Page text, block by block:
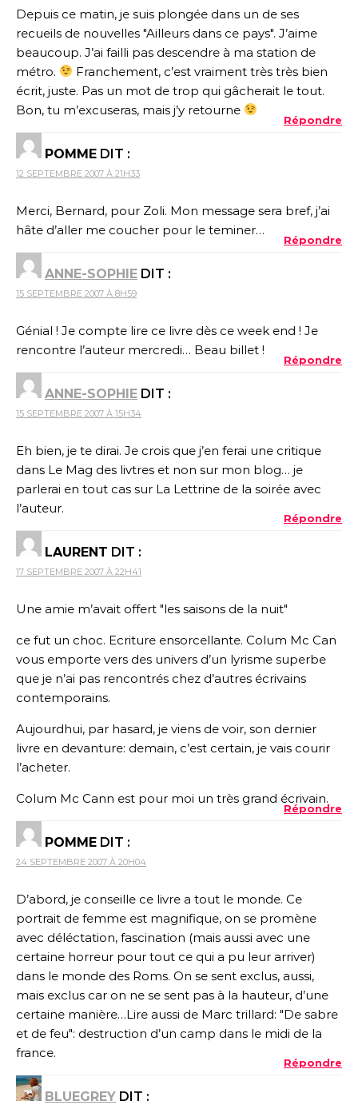
Depuis ce matin, je suis plongée dans un de ses
recueils de nouvelles "Ailleurs dans ce pays". J’aime
beaucoup. J’ai failli pas descendre à ma station de
métro.
Franchement, c’est vraiment très très bien
écrit, juste. Pas un mot de trop qui gâcherait le tout.
Bon, tu m’excuseras, mais j’y retourne
Répondre
POMME DIT :
12 SEPTEMBRE 2007 À 21H33
Merci, Bernard, pour Zoli. Mon message sera bref, j’ai
hâte d’aller me coucher pour le teminer…
Répondre
ANNE-SOPHIE DIT :
15 SEPTEMBRE 2007 À 8H59
Génial ! Je compte lire ce livre dès ce week end ! Je
rencontre l’auteur mercredi… Beau billet !
Répondre
ANNE-SOPHIE DIT :
15 SEPTEMBRE 2007 À 15H34
Eh bien, je te dirai. Je crois que j’en ferai une critique
dans Le Mag des livtres et non sur mon blog… je
parlerai en tout cas sur La Lettrine de la soirée avec
l’auteur.
Répondre
LAURENT DIT :
17 SEPTEMBRE 2007 À 22H41
Une amie m’avait offert "les saisons de la nuit"
ce fut un choc. Ecriture ensorcellante. Colum Mc Can
vous emporte vers des univers d’un lyrisme superbe
que je n’ai pas rencontrés chez d’autres écrivains
contemporains.
Aujourdhui, par hasard, je viens de voir, son dernier
livre en devanture: demain, c’est certain, je vais courir
l’acheter.
Colum Mc Cann est pour moi un très grand écrivain.
Répondre
POMME DIT :
24 SEPTEMBRE 2007 À 20H04
D’abord, je conseille ce livre a tout le monde. Ce
portrait de femme est magnifique, on se promène
avec déléctation, fascination (mais aussi avec une
certaine horreur pour tout ce qui a pu leur arriver)
dans le monde des Roms. On se sent exclus, aussi,
mais exclus car on ne se sent pas à la hauteur, d’une
certaine manière…Lire aussi de Marc trillard: "De sabre
et de feu": destruction d’un camp dans le midi de la
france.
Répondre
BLUEGREY DIT :